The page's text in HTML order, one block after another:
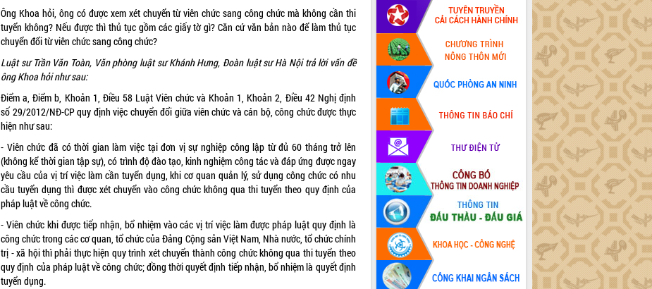
Ông Khoa hỏi, ông có được xem xét chuyển từ viên chức sang công chức mà không cần thi
tuyển không? Nếu được thì thủ tục gồm các giấy tờ gì? Căn cứ văn bản nào để làm thủ tục
chuyển đổi từ viên chức sang công chức?
Luật sư Trần Văn Toàn, Văn phòng luật sư Khánh Hưng, Đoàn luật sư Hà Nội trả lời vấn đề
ông Khoa hỏi như sau:
Điểm a, Điểm b, Khoản 1, Điều 58 Luật Viên chức và Khoản 1, Khoản 2, Điều 42 Nghị định
số 29/2012/NĐ-CPquy định việc chuyển đổi giữa viên chức và cán bộ, công chức được thực
hiện như sau:
- Viên chức đã có thời gian làm việc tại đơn vị sự nghiệp công lập từ đủ 60 tháng trở lên
(không kể thời gian tập sự), có trình độ đào tạo, kinh nghiệm công tác và đáp ứng được ngay
yêu cầu của vị trí việc làm cần tuyển dụng, khi cơ quan quản lý, sử dụng công chức có nhu
cầu tuyển dụng thì được xét chuyển vào công chức không qua thi tuyển theo quy định của
pháp luật về công chức.
- Viên chức khi được tiếp nhận, bổ nhiệm vào các vị trí việc làm được pháp luật quy định là
công chức trong các cơ quan, tổ chức của Đảng Cộng sản Việt Nam, Nhà nước, tổ chức chính
trị - xã hội thì phải thực hiện quy trình xét chuyển thành công chức không qua thi tuyển theo
quy định của pháp luật về công chức; đồng thời quyết định tiếp nhận, bổ nhiệm là quyết định
tuyển dụng.